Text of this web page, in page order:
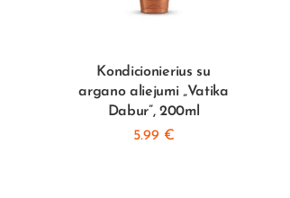
Kondicionierius su
argano aliejumi „Vatika
Dabur”, 200ml
5.99 €